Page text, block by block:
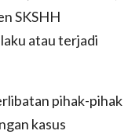
SKSHH
atau terjadi
pihak-pihak
kasus